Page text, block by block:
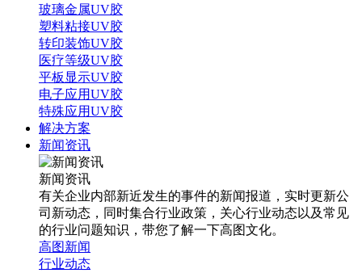
玻璃金属UV胶
塑料粘接UV胶
转印装饰UV胶
医疗等级UV胶
平板显示UV胶
电子应用UV胶
特殊应用UV胶
解决方案
新闻资讯
新闻资讯
有关企业内部新近发生的事件的新闻报道，实时更新公
司新动态，同时集合行业政策，关心行业动态以及常见
的行业问题知识，带您了解一下高图文化。
高图新闻
行业动态